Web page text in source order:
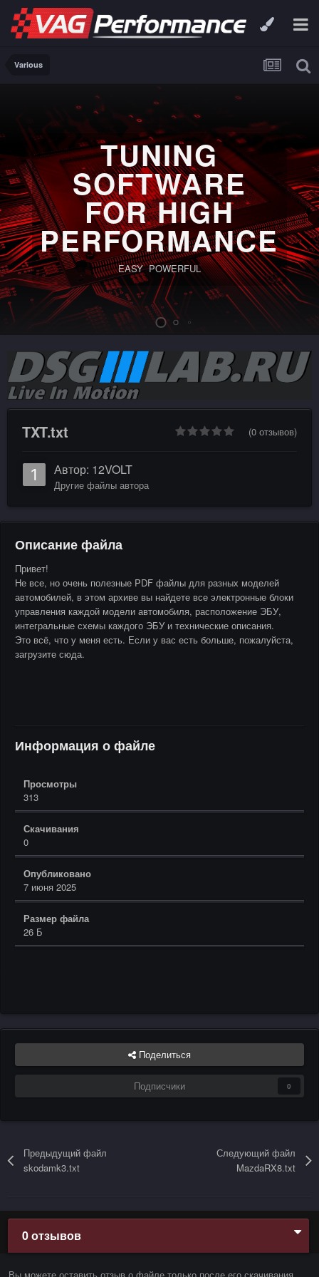
Various
TUNING
SOFTWARE
FOR HIGH
PERFORMANCE
EASY POWERFUL
TXT.txt (0 отзывов)
Автор: 12VOLT
Другие файлы автора
Описание файла
Привет!
Не все, но очень полезные PDF файлы для разных моделей
автомобилей, в этом архиве вы найдете все электронные блоки
управления каждой модели автомобиля, расположение ЭБУ,
интегральные схемы каждого ЭБУ и технические описания.
Это всё, что у меня есть. Если у вас есть больше, пожалуйста,
загрузите сюда.
Информация о файле
Просмотры
313
Скачивания
0
Опубликовано
7 июня 2025
Размер файла
26 Б
Поделиться
Подписчики 0
Предыдущий файл
skodamk3.txt
Следующий файл
MazdaRX8.txt
0 отзывов